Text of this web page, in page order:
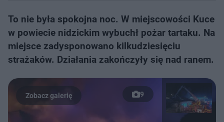
To nie była spokojna noc. W miejscowości Kuce
w powiecie nidzickim wybuchł pożar tartaku. Na
miejsce zadysponowano kilkudziesięciu
strażaków. Działania zakończyły się nad ranem.
9